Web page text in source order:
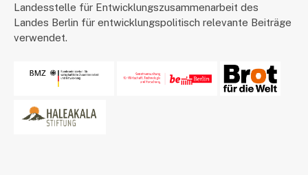
Landesstelle für Entwicklungszusammenarbeit des
Landes Berlin für entwicklungspolitisch relevante Beiträge
verwendet.